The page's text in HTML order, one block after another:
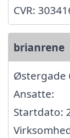
CVR:
brianrene
Østergade
Ansatte:
Startdato: